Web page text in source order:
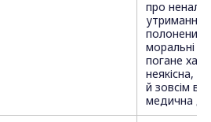
про
утримання
полонених,
моральні
погане
неякісна, а
й зовсім
медична